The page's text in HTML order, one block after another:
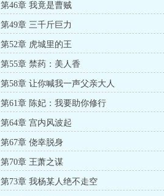
第46章 我竟是曹贼
第49章 三千斤巨力
第52章 虎城里的王
第55章 禁药：美人香
第58章 让你喊我一声父亲大人
第61章 陈妃：我要助你修行
第64章 宫内风波起
第67章 侥幸脱身
第70章 王萧之谋
第73章 我杨某人绝不走空